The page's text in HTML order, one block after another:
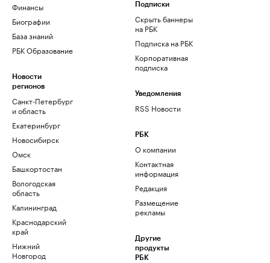
Финансы
Биографии
База знаний
РБК Образование
Новости
регионов
Санкт-Петербург
и область
Екатеринбург
Новосибирск
Омск
Башкортостан
Вологодская
область
Калининград
Краснодарский
край
Нижний
Новгород
Подписки
Скрыть баннеры
на РБК
Подписка на РБК
Корпоративная
подписка
Уведомления
RSS Новости
РБК
О компании
Контактная
информация
Редакция
Размещение
рекламы
Другие
продукты
РБК